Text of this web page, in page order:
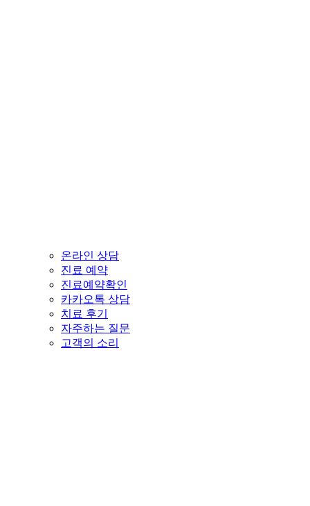
온라인 상담
진료 예약
진료예약확인
카카오톡 상담
치료 후기
자주하는 질문
고객의 소리